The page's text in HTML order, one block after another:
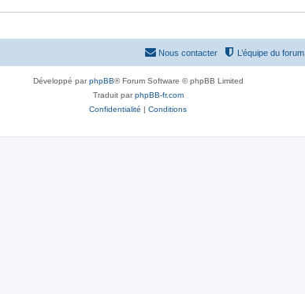
L’équipe du forum
Nous contacter
Développé parphpBB® Forum Software © phpBB Limited
Traduit parphpBB-fr.com
Confidentialité | Conditions